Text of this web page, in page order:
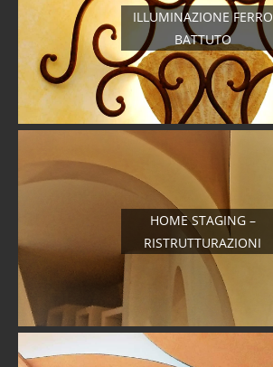
ILLUMINAZIONE FERRO
BATTUTO
HOME STAGING –
RISTRUTTURAZIONI